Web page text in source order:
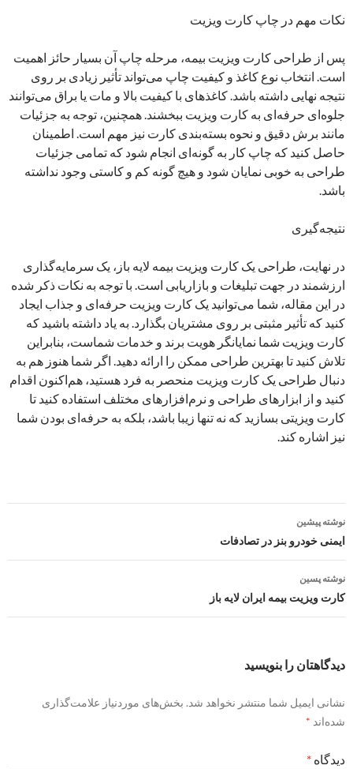
نکات مهم در چاپ کارت ویزیت
پس از طراحی کارت ویزیت بیمه، مرحله چاپ آن بسیار حائز اهمیت
است. انتخاب نوع کاغذ و کیفیت چاپ می‌تواند تأثیر زیادی بر روی
نتیجه نهایی داشته باشد. کاغذهای با کیفیت بالا و مات یا براق می‌توانند
جلوه‌ای حرفه‌ای به کارت ویزیت ببخشند. همچنین، توجه به جزئیات
مانند برش دقیق و نحوه بسته‌بندی کارت نیز مهم است. اطمینان
حاصل کنید که چاپ کار به گونه‌ای انجام شود که تمامی جزئیات
طراحی به خوبی نمایان شود و هیچ گونه کم و کاستی وجود نداشته
باشد.
نتیجه‌گیری
در نهایت، طراحی یک کارت ویزیت بیمه لایه باز، یک سرمایه‌گذاری
ارزشمند در جهت تبلیغات و بازاریابی است. با توجه به نکات ذکر شده
در این مقاله، شما می‌توانید یک کارت ویزیت حرفه‌ای و جذاب ایجاد
کنید که تأثیر مثبتی بر روی مشتریان بگذارد. به یاد داشته باشید که
کارت ویزیت شما نمایانگر هویت برند و خدمات شماست، بنابراین
تلاش کنید تا بهترین طراحی ممکن را ارائه دهید. اگر شما هنوز هم به
دنبال طراحی یک کارت ویزیت منحصر به فرد هستید، هم‌اکنون اقدام
کنید و از ابزارهای طراحی و نرم‌افزارهای مختلف استفاده کنید تا
کارت ویزیتی بسازید که نه تنها زیبا باشد، بلکه به حرفه‌ای بودن شما
نیز اشاره کند.
ناوبری
نوشته
نوشته پیشین
ایمنی خودرو بنز در تصادفات
نوشته پسین
کارت ویزیت بیمه ایران لایه باز
دیدگاهتان را بنویسید
نشانی ایمیل شما منتشر نخواهد شد. بخش‌های موردنیاز علامت‌گذاری
شده‌اند *
دیدگاه *